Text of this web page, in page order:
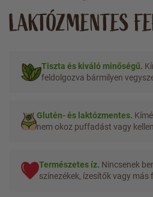
LAKTÓZMENTES
Tiszta és kiváló minőségű.
feldolgozva bármilyen
Glutén- és laktózmentes.
nem okoz puffadást vagy
Természetes íz. Nincsenek
színezékek, ízesítők vagy más